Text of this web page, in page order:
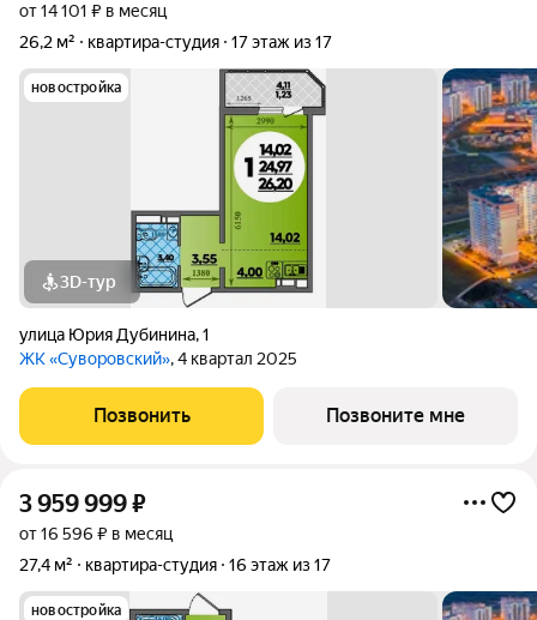
от 14 101 ₽ в месяц
26,2 м²
квартира-студия 17 этаж из 17
новостройка
3D-тур
улица Юрия Дубинина,1
ЖК «Суворовский», 4 квартал 2025
Позвонить Позвоните мне
3 959 999₽
от 16 596 ₽ в месяц
27,4 м²
квартира-студия 16 этаж из 17
новостройка